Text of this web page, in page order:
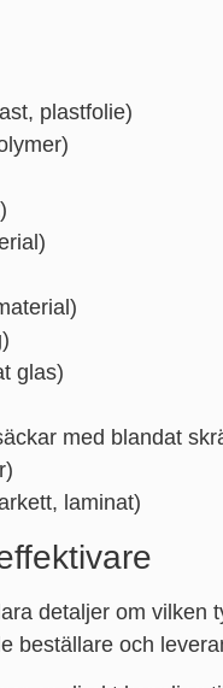
plastfolie)
glas)
med blandat
laminat)
detaljer om vilken
beställare och